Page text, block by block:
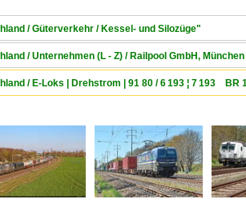
/ Güterverkehr / Kessel- und Silozüge"
/ Unternehmen (L - Z) / Railpool GmbH,
/ E-Loks | Drehstrom | 91 80 / 6 193 ¦ 7 193